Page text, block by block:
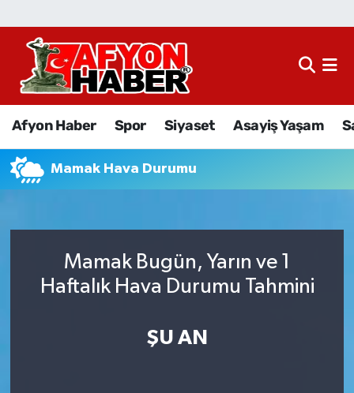
Afyon Haber Spor Siyaset Asayiş Yaşam
Mamak Hava Durumu
Mamak Bugün, Yarın ve 1
Haftalık Hava Durumu Tahmini
ŞU AN
Afyon Haber
Asayiş Yaşam
Eğitim